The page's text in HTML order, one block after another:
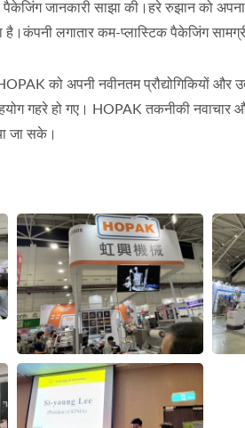
पैकेजिंग जानकारी साझा की।हरे रुझान को
लगातार कम-प्लास्टिक पैकेजिंग
को अपनी नवीनतम प्रौद्योगिकियों और
गहरे हो गए। HOPAK तकनीकी नवाचार
जा सके।